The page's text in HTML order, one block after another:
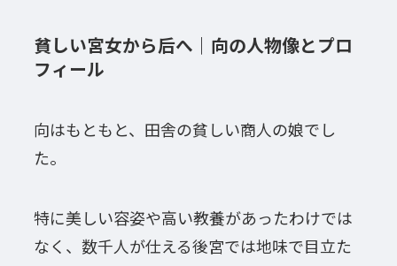
貧しい宮女から后へ｜向の人物像とプロ
フィール
向はもともと、田舎の貧しい商人の娘でし
た。
特に美しい容姿や高い教養があったわけでは
なく、数千人が仕える後宮では地味で目立た